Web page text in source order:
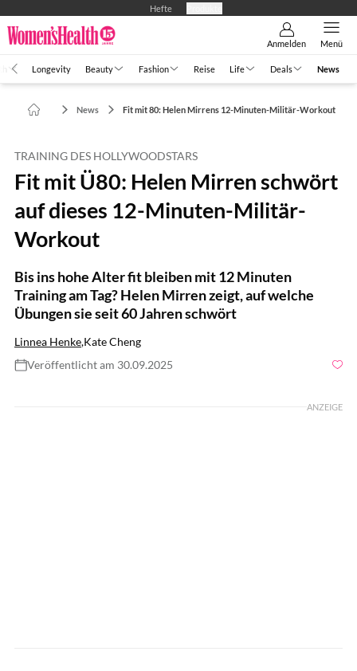
Hefte
Anmelden Menü
Longevity Beauty Fashion Reise Life Deals News
News Fit mit 80: Helen Mirrens 12-Minuten-Militär-Workout
TRAINING DES HOLLYWOODSTARS
Fit mit Ü80: Helen Mirren schwört
auf dieses 12-Minuten-Militär-
Workout
Bis ins hohe Alter fit bleiben mit 12 Minuten
Training am Tag? Helen Mirren zeigt, auf welche
Übungen sie seit 60 Jahren schwört
Linnea Henke,Kate Cheng
Veröffentlicht am 30.09.2025
ANZEIGE